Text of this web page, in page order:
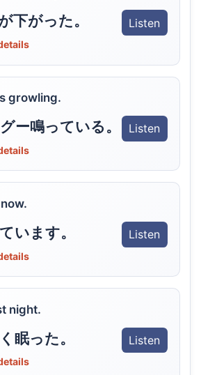
下がった。 Listen
growling.
ー鳴っている。 Listen
います。 Listen
night.
眠った。 Listen